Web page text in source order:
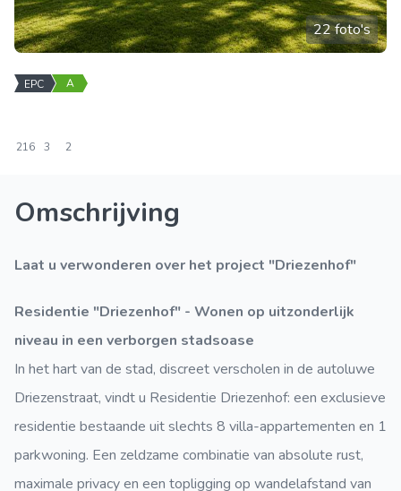
22 foto's
EPC A
216 3 2
Omschrijving
Laat u verwonderen over het project "Driezenhof"
Residentie "Driezenhof" - Wonen op uitzonderlijk
niveau in een verborgen stadsoase
In het hart van de stad, discreet verscholen in de autoluwe
Driezenstraat, vindt u Residentie Driezenhof: een exclusieve
residentie bestaande uit slechts 8 villa-appartementen en 1
parkwoning. Een zeldzame combinatie van absolute rust,
maximale privacy en een topligging op wandelafstand van